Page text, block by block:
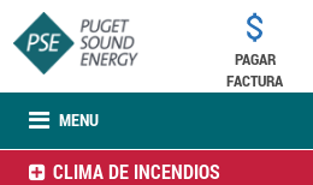
MENU
PAGAR
FACTURA
CLIMA DE INCENDIOS